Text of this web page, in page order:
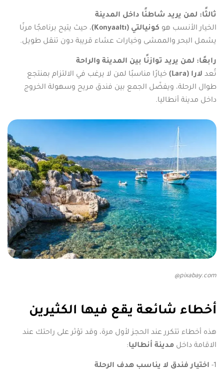
ثالثًا: لمن يريد شاطئًا داخل المدينة
الخيار الأنسب هو كونيالتي (Konyaaltı)
، حيث يتيح برنامجًا مرنًا
يشمل البحر والممشى وخيارات عشاء قريبة دون تنقل طويل.
رابعًا: لمن يريد توازنًا بين المدينة والراحة
تُعد لارا (Lara)
خيارًا مناسبًا لمن لا يرغب في الالتزام بمنتجع
طوال الرحلة، ويفضّل الجمع بين فندق مريح وسهولة الخروج
داخل مدينة أنطاليا.
pixabay.com@
أخطاء شائعة يقع فيها الكثيرين
هذه أخطاء تتكرر عند الحجز لأول مرة، وقد تؤثر على راحتك عند
الاقامة داخل مدينة أنطاليا:
1- اختيار فندق لا يناسب هدف الرحلة